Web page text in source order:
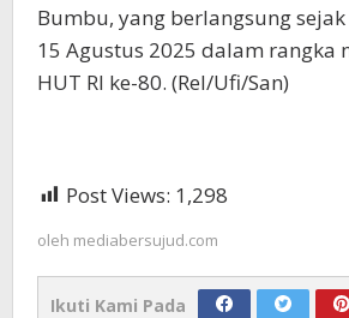
Bumbu, yang berlangsung
15 Agustus 2025 dalam rangka
HUT RI ke-80. (Rel/Ufi/San)
Post Views: 1,298
oleh mediabersujud.com
Ikuti Kami Pada